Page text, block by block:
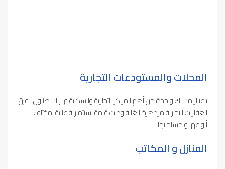
المحلات والمستودعات التجارية
باعتبار مسلك واحدة من أهم المراكز التجارية والسكنية في اسطنبول.. فإنّ
العقارات التجارية مزدهرة للغاية وذات قيمة استثمارية عالية بمختلف
أنواعها و مساحاتها.
المنازل و المكاتب